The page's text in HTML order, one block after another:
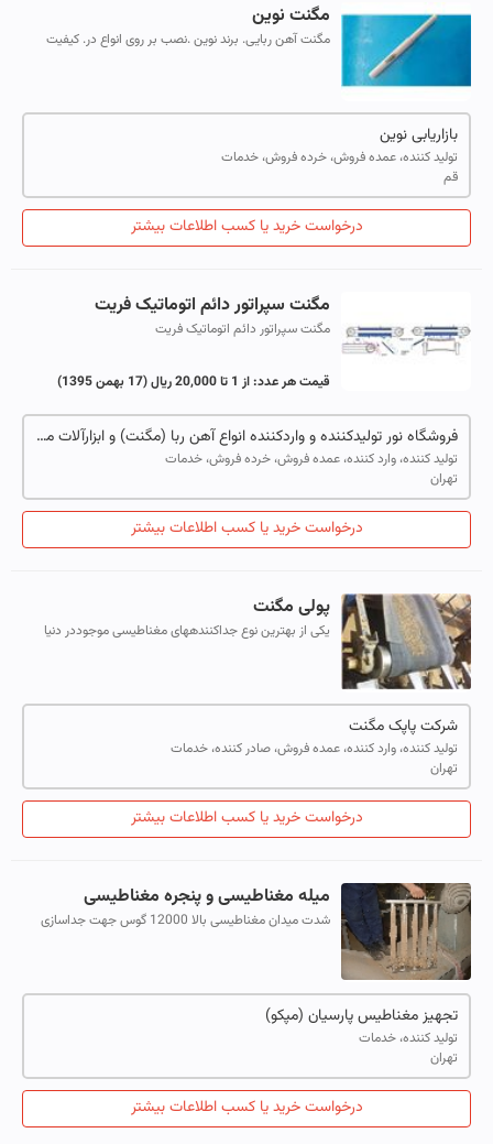
مگنت نوین
مگنت آهن ربایی. برند نوین .نصب بر روی انواع در. کیفیت
بازاریابی نوین
تولید کننده، عمده فروش، خرده فروش، خدمات
قم
درخواست خرید یا کسب اطلاعات بیشتر
مگنت سپراتور دائم اتوماتیک فریت
مگنت سپراتور دائم اتوماتیک فریت
قیمت هر عدد:از 1 تا 20,000 ریال (17 بهمن 1395)
فروشگاه نور تولیدکننده و واردکننده انواع آهن ربا (مگنت) و ابزارآلات مغناطیسی
تولید کننده، وارد کننده، عمده فروش، خرده فروش، خدمات
تهران
درخواست خرید یا کسب اطلاعات بیشتر
پولی مگنت
یکی از بهترین نوع جداکنندههای مغناطیسی موجوددر دنیا
شرکت پاپک مگنت
تولید کننده، وارد کننده، عمده فروش، صادر کننده، خدمات
تهران
درخواست خرید یا کسب اطلاعات بیشتر
میله مغناطیسی و پنجره مغناطیسی
شدت میدان مغناطیسی بالا 12000 گوس جهت جداسازی
تجهیز مغناطیس پارسیان (مپکو)
تولید کننده، خدمات
تهران
درخواست خرید یا کسب اطلاعات بیشتر